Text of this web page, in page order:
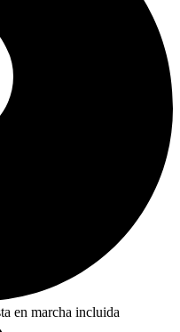
en marcha incluida